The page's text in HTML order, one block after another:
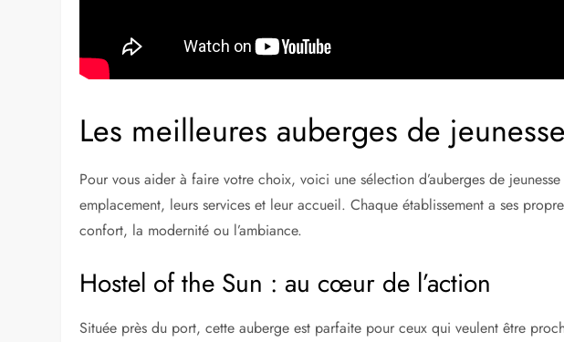
Les meilleures auberges de
Pour vous aider à faire votre choix, voici une sélection d’auberges de
emplacement, leurs services et leur accueil. Chaque établissement a ses
confort, la modernité ou l’ambiance.
Hostel of the Sun : au cœur de l’action
Située près du port, cette auberge est parfaite pour ceux qui veulent être